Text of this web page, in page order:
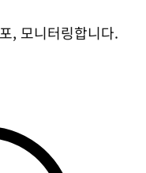
, 모니터링합니다.